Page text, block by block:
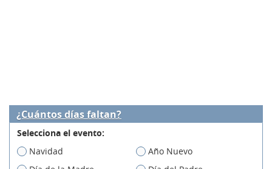
¿Cuántos días faltan?
Selecciona el evento:
Navidad
Año Nuevo